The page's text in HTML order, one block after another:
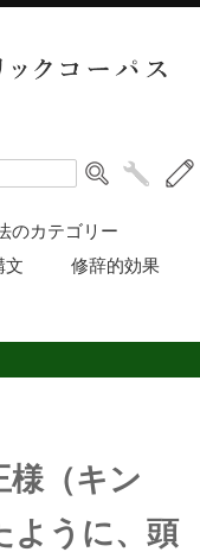
のカテゴリー
文
修辞的効果
様（キン
ように、頭